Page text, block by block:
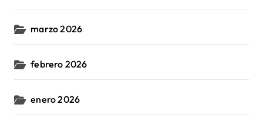
marzo 2026
febrero 2026
enero 2026